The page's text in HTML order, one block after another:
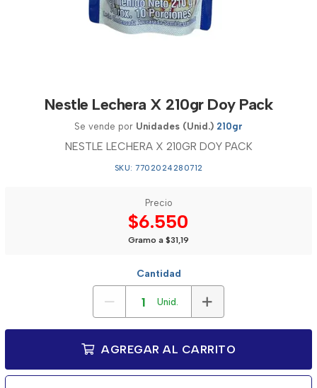
Nestle Lechera X 210gr Doy Pack
Se vende por Unidades (Unid.) 210gr
NESTLE LECHERA X 210GR DOY PACK
SKU: 7702024280712
Precio
$6.550
Gramo a $31,19
Cantidad
Unid.
AGREGAR AL CARRITO